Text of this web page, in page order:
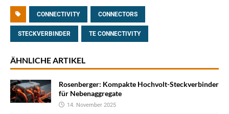
CONNECTIVITY CONNECTORS
STECKVERBINDER TE CONNECTIVITY
ÄHNLICHE ARTIKEL
Rosenberger: Kompakte Hochvolt-Steckverbinder
für Nebenaggregate
14. November 2025